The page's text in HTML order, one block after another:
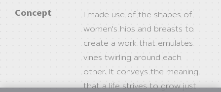
Concept
I made use of the shapes of
women's hips and breasts to
create a work that emulates
vines twirling around each
other. It conveys the meaning
that a life strives to grow just